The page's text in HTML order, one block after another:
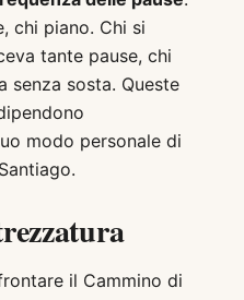
chi piano. Chi si
tante pause, chi
senza sosta. Queste
modo personale di
il Cammino di